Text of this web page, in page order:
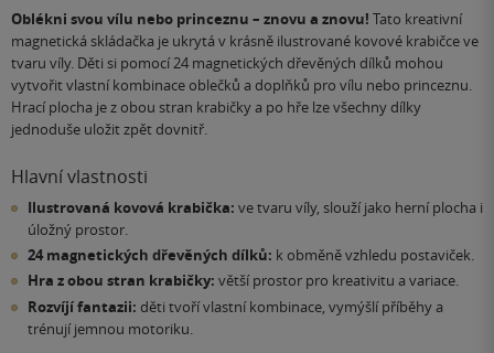
Oblékni svou vílu nebo princeznu – znovu a znovu! Tato kreativní
magnetická skládačka je ukrytá v krásně ilustrované kovové krabičce ve
tvaru víly. Děti si pomocí 24 magnetických dřevěných dílků mohou
vytvořit vlastní kombinace oblečků a doplňků pro vílu nebo princeznu.
Hrací plocha je z obou stran krabičky a po hře lze všechny dílky
jednoduše uložit zpět dovnitř.
Hlavní vlastnosti
Ilustrovaná kovová krabička: ve tvaru víly, slouží jako herní plocha i
úložný prostor.
24 magnetických dřevěných dílků: k obměně vzhledu postaviček.
Hra z obou stran krabičky: větší prostor pro kreativitu a variace.
Rozvíjí fantazii: děti tvoří vlastní kombinace, vymýšlí příběhy a
trénují jemnou motoriku.